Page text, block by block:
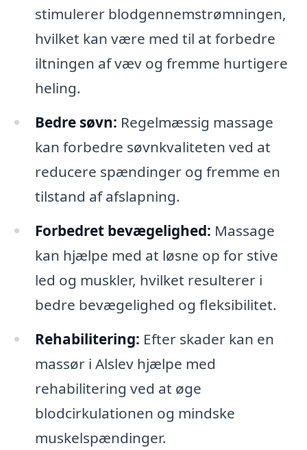
stimulerer blodgennemstrømningen,
hvilket kan være med til at forbedre
iltningen af væv og fremme hurtigere
heling.
Bedre søvn: Regelmæssig massage
kan forbedre søvnkvaliteten ved at
reducere spændinger og fremme en
tilstand af afslapning.
Forbedret bevægelighed: Massage
kan hjælpe med at løsne op for stive
led og muskler, hvilket resulterer i
bedre bevægelighed og fleksibilitet.
Rehabilitering: Efter skader kan en
massør i Alslev hjælpe med
rehabilitering ved at øge
blodcirkulationen og mindske
muskelspændinger.